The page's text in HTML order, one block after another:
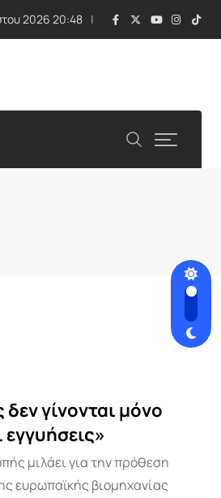
σε drone
2026 20:48
γίνονται μόνο
εγγυήσεις»
μιλάει για την πρόθεση
ευρωπαϊκής βιομηχανίας